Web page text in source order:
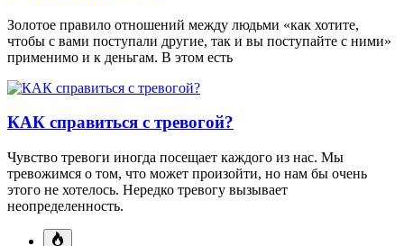
Золотое правило отношений между людьми «как хотите,
чтобы с вами поступали другие, так и вы поступайте с ними»
применимо и к деньгам. В этом есть
КАК справиться с тревогой?
Чувство тревоги иногда посещает каждого из нас. Мы
тревожимся о том, что может произойти, но нам бы очень
этого не хотелось. Нередко тревогу вызывает
неопределенность.